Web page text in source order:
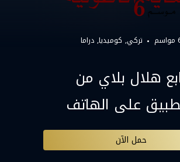
تركي كوميديا دراما
هلال بلاي من
على الهاتف
حمل الآن